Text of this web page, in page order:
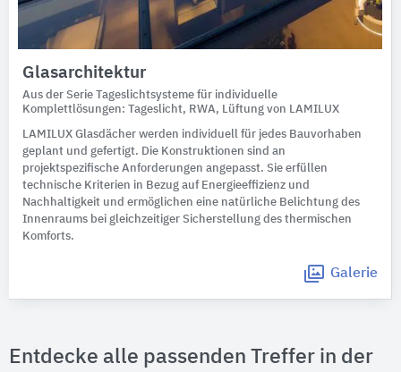
Glasarchitektur
Aus der Serie Tageslichtsysteme für individuelle
Komplettlösungen: Tageslicht, RWA, Lüftung von LAMILUX
LAMILUX Glasdächer werden individuell für jedes Bauvorhaben
geplant und gefertigt. Die Konstruktionen sind an
projektspezifische Anforderungen angepasst. Sie erfüllen
technische Kriterien in Bezug auf Energieeffizienz und
Nachhaltigkeit und ermöglichen eine natürliche Belichtung des
Innenraums bei gleichzeitiger Sicherstellung des thermischen
Komforts.
Galerie
Entdecke alle passenden Treffer in der